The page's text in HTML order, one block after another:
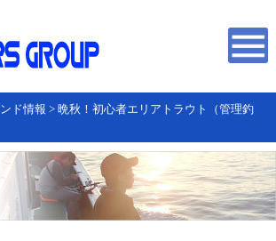
ド情報 > 晩秋！初心者エリアトラウト（管理釣